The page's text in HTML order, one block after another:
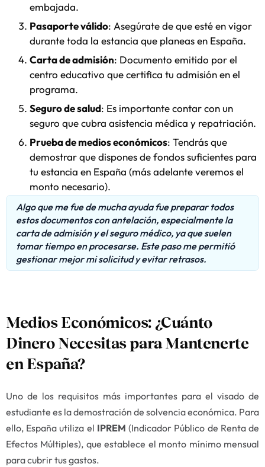
embajada.
Pasaporte válido: Asegúrate de que esté en vigor
durante toda la estancia que planeas en España.
Carta de admisión: Documento emitido por el
centro educativo que certifica tu admisión en el
programa.
Seguro de salud: Es importante contar con un
seguro que cubra asistencia médica y repatriación.
Prueba de medios económicos: Tendrás que
demostrar que dispones de fondos suficientes para
tu estancia en España (más adelante veremos el
monto necesario).
Algo que me fue de mucha ayuda fue preparar todos
estos documentos con antelación, especialmente la
carta de admisión y el seguro médico, ya que suelen
tomar tiempo en procesarse. Este paso me permitió
gestionar mejor mi solicitud y evitar retrasos.
Medios Económicos: ¿Cuánto
Dinero Necesitas para Mantenerte
en España?
Uno de los requisitos más importantes para el visado de
estudiante es la demostración de solvencia económica. Para
ello, España utiliza el IPREM (Indicador Público de Renta de
Efectos Múltiples), que establece el monto mínimo mensual
para cubrir tus gastos.